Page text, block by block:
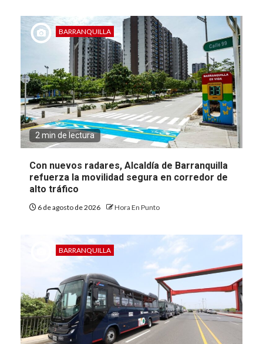
BARRANQUILLA
2 min de lectura
Con nuevos radares, Alcaldía de Barranquilla
refuerza la movilidad segura en corredor de
alto tráfico
6 de agosto de 2026 Hora En Punto
BARRANQUILLA